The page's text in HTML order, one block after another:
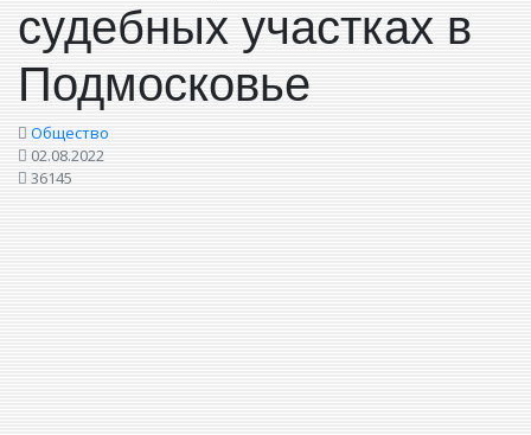
судебных участках в
Подмосковье
Общество
02.08.2022
36145